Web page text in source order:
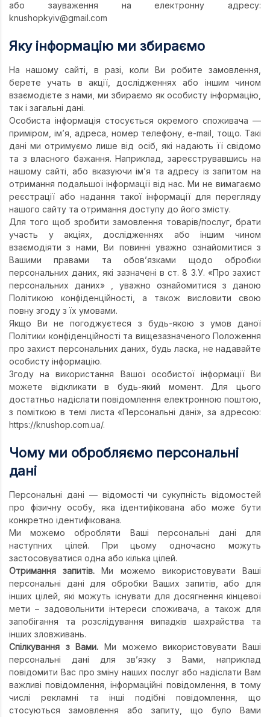
Психологія
Управління
Фізика
Філософія
Хімія
Художня
Музично-
Техніка та
Дизайн
Сільське
Інші книги
або зауваження на електронну адресу:
knushopkyiv@gmail.com
Яку інформацію ми збираємо
На нашому сайті, в разі, коли Ви робите замовлення,
берете учать в акції, дослідженнях або іншим чином
взаємодієте з нами, ми збираємо як особисту інформацію,
так і загальні дані.
Особиста інформація стосується окремого споживача —
приміром, ім’я, адреса, номер телефону, e-mail, тощо. Такі
дані ми отримуємо лише від осіб, які надають її свідомо
та з власного бажання. Наприклад, зареєструвавшись на
нашому сайті, або вказуючи ім’я та адресу із запитом на
отримання подальшої інформації від нас. Ми не вимагаємо
реєстрації або надання такої інформації для перегляду
нашого сайту та отримання доступу до його змісту.
Для того щоб зробити замовлення товарів/послуг, брати
участь у акціях, дослідженнях або іншим чином
взаємодіяти з нами, Ви повинні уважно ознайомитися з
Вашими правами та обов’язками щодо обробки
персональних даних, які зазначені в ст. 8 З.У. «Про захист
персональних даних» , уважно ознайомитися з даною
Політикою конфіденційності, а також висловити свою
повну згоду з їх умовами.
Якщо Ви не погоджуєтеся з будь-якою з умов даної
Політики конфіденційності та вищезазначеного Положення
про захист персональних даних, будь ласка, не надавайте
особисту інформацію.
Згоду на використання Вашої особистої інформації Ви
можете відкликати в будь-який момент. Для цього
достатньо надіслати повідомлення електронною поштою,
з поміткою в темі листа «Персональні дані», за адресою:
https://knushop.com.ua/.
Чому ми обробляємо персональні
дані
Персональні дані — відомості чи сукупність відомостей
про фізичну особу, яка ідентифікована або може бути
конкретно ідентифікована.
Ми можемо обробляти Ваші персональні дані для
наступних цілей. При цьому одночасно можуть
застосовуватися одна або кілька цілей.
Отримання запитів. Ми можемо використовувати Ваші
персональні дані для обробки Ваших запитів, або для
інших цілей, які можуть існувати для досягнення кінцевої
мети – задовольнити інтереси споживача, а також для
запобігання та розслідування випадків шахрайства та
інших зловживань.
Спілкування з Вами. Ми можемо використовувати Ваші
персональні дані для зв’язку з Вами, наприклад
повідомити Вас про зміну наших послуг або надіслати Вам
важливі повідомлення, інформаційні повідомлення, в тому
числі рекламні та інші подібні повідомлення, що
стосуються замовлення або запиту, що було Вами